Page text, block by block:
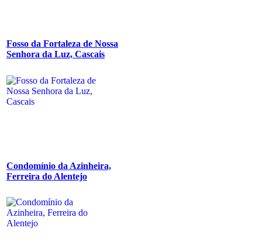
Fosso da Fortaleza de Nossa
Senhora da Luz, Cascais
Condomínio da Azinheira,
Ferreira do Alentejo